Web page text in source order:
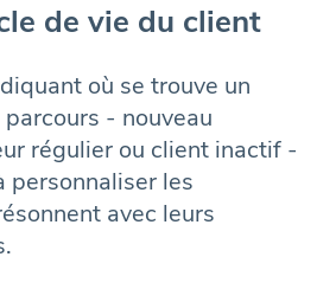
de vie du client
où se trouve un
- nouveau
régulier ou client inactif -
personnaliser les
avec leurs